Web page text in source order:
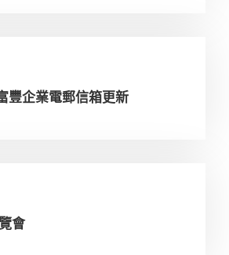
豐企業電郵信箱更新
會